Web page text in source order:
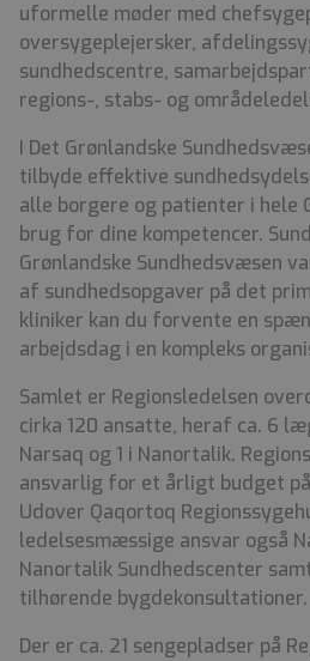
uformelle møder med
oversygeplejersker,
sundhedscentre,
regions-, stabs- og
I Det Grønlandske
tilbyde effektive
alle borgere og patienter i hele
brug for dine kompetencer.
Grønlandske Sundhedsvæsen
af sundhedsopgaver på det
kliniker kan du forvente en
arbejdsdag i en kompleks
Samlet er Regionsledelsen
cirka 120 ansatte, heraf ca. 6
Narsaq og 1 i Nanortalik.
ansvarlig for et årligt budget
Udover Qaqortoq
ledelsesmæssige ansvar også
Nanortalik Sundhedscenter
tilhørende bygdekonsultationer.
Der er ca. 21 sengepladser på